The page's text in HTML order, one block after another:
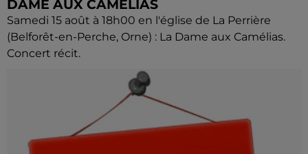
DAME AUX CAMÉLIAS
Samedi 15 août à 18h00 en l'église de La Perrière
(Belforêt-en-Perche, Orne) : La Dame aux Camélias.
Concert récit.